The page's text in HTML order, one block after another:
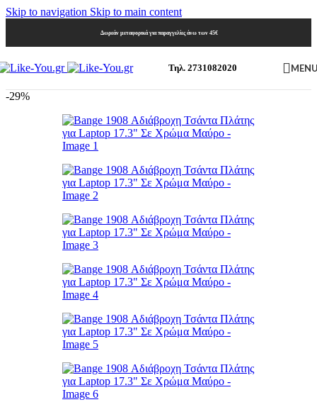
Skip to navigation Skip to main content
Δωρεάν μεταφορικά για παραγγελίες άνω των 45€
Τηλ. 2731082020
-29%